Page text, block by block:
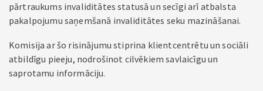
pārtraukums invaliditātes statusā un secīgi arī atbalsta
pakalpojumu saņemšanā invaliditātes seku mazināšanai.
Komisija ar šo risinājumu stiprina klientcentrētu un sociāli
atbildīgu pieeju, nodrošinot cilvēkiem savlaicīgu un
saprotamu informāciju.